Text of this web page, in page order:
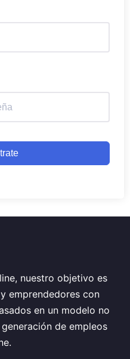
nuestro objetivo es
emprendedores con
en un modelo no
de empleos